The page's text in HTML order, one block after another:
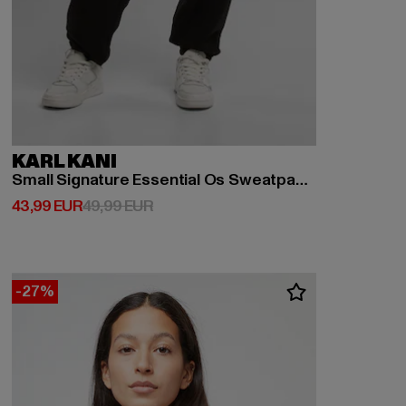
KARL KANI
Small Signature Essential Os Sweatpants
43,99 EUR
Derzeitiger Preis: 43,99 EUR
49,99 EURAktionspreis: 49,99 EUR
-27%